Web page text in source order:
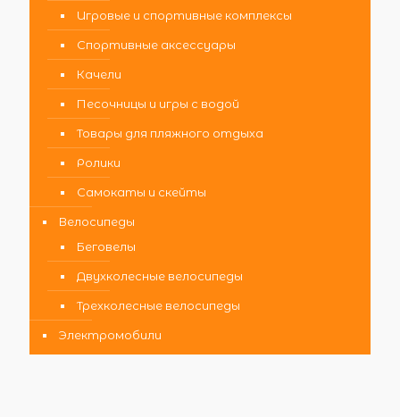
Игровые и спортивные комплексы
Спортивные аксессуары
Качели
Песочницы и игры с водой
Товары для пляжного отдыха
Ролики
Самокаты и скейты
Велосипеды
Беговелы
Двухколесные велосипеды
Трехколесные велосипеды
Электромобили